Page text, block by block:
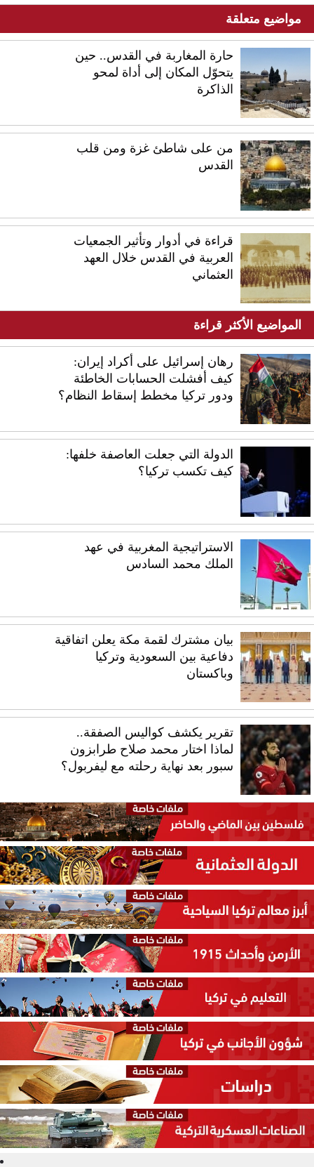
مواضيع متعلقة
حارة المغاربة في القدس.. حين
يتحوّل المكان إلى أداة لمحو
الذاكرة
من على شاطئ غزة ومن قلب
القدس
قراءة في أدوار وتأثير الجمعيات
العربية في القدس خلال العهد
العثماني
المواضيع الأكثر قراءة
رهان إسرائيل على أكراد إيران:
كيف أفشلت الحسابات الخاطئة
ودور تركيا مخطط إسقاط النظام؟
الدولة التي جعلت العاصفة خلفها:
كيف تكسب تركيا؟
الاستراتيجية المغربية في عهد
الملك محمد السادس
بيان مشترك لقمة مكة يعلن اتفاقية
دفاعية بين السعودية وتركيا
وباكستان
تقرير يكشف كواليس الصفقة..
لماذا اختار محمد صلاح طرابزون
سبور بعد نهاية رحلته مع ليفربول؟